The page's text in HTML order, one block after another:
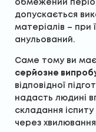
обмежений
допускається
матеріалів – при
анульований.
Саме тому ви
серйозне
відповідної
надасть людині
складання
через хвилювання